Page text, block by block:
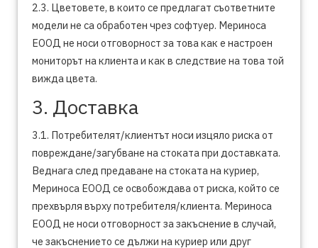
2.3. Цветовете, в които се предлагат съответните
модели не са обработен чрез софтуер. Мериноса
ЕООД не носи отговорност за това как е настроен
мониторът на клиента и как в следствие на това той
вижда цвета.
3. Доставка
3.1. Потребителят/клиентът носи изцяло риска от
повреждане/загубване на стоката при доставката.
Веднага след предаване на стоката на куриер,
Мериноса ЕООД се освобождава от риска, който се
прехвърля върху потребителя/клиента. Мериноса
ЕООД не носи отговорност за закъснение в случай,
че закъснението се дължи на куриер или друг